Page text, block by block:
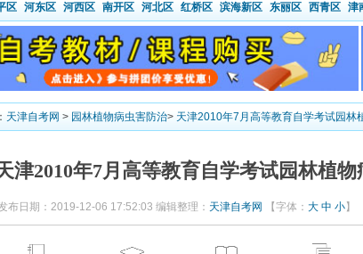
区 河东区 河西区 南开区 河北区 红桥区 滨海新区 东丽区 西青区 津
天津自考网 > 园林植物病虫害防治> 天津2010年7月高等教育自学考试园林
津2010年7月高等教育自学考试园林植
布日期：2019-12-06 17:52:03 编辑整理： 天津自考网 【字体： 大 中 小】